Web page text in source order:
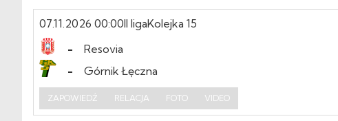
07.11.2026 00:00II ligaKolejka 15
-
Resovia
-
Górnik Łęczna
ZAPOWIEDŹ RELACJA FOTO VIDEO